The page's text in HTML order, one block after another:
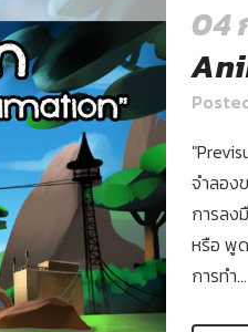
04
จำลอง
การลง
หรือ พู
การทำ...